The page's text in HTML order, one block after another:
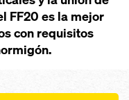
FF20 es la mejor
con requisitos